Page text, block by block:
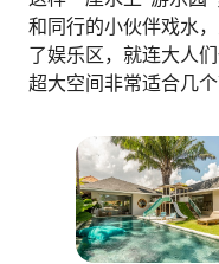
和同行的小伙伴戏水
了娱乐区，就连大人
超大空间非常适合几